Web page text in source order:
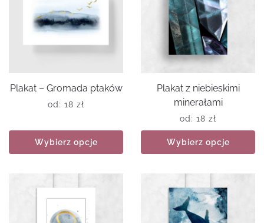
Plakat – Gromada ptaków
od: 18 zł
Wybierz opcje
Plakat z niebieskimi
minerałami
od: 18 zł
Wybierz opcje